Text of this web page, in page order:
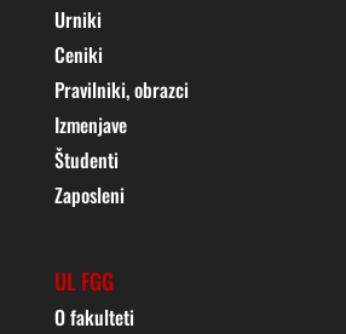
Urniki
Ceniki
Pravilniki, obrazci
Izmenjave
Študenti
Zaposleni
UL FGG
O fakulteti